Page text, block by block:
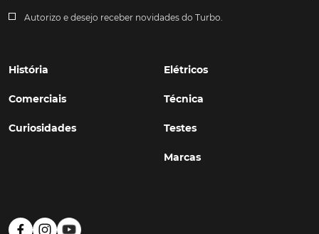
Autorizo e desejo receber novidades do Turbo.
História
Comerciais
Curiosidades
Elétricos
Técnica
Testes
Marcas